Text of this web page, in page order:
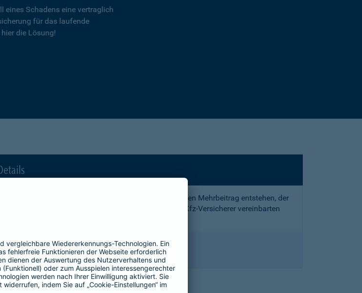
eines Schadens eine vertraglich
für das laufende
die Lösung!
Ihnen nach einem Unfall durch die Vertragsstrafe und den Mehrbeitrag entstehen, der
wegen einer unerlaubten Erweiterung des mit Ihrem Kfz-Versicherer vereinbarten
oder 3 Tage bzw.
oder 3 Wochen